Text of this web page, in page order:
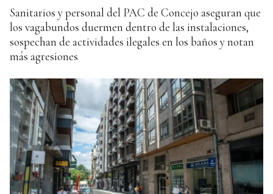
Sanitarios y personal del PAC de Concejo aseguran que
los vagabundos duermen dentro de las instalaciones,
sospechan de actividades ilegales en los baños y notan
más agresiones